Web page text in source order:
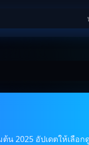
น 2025 อัปเดตให้เลือก